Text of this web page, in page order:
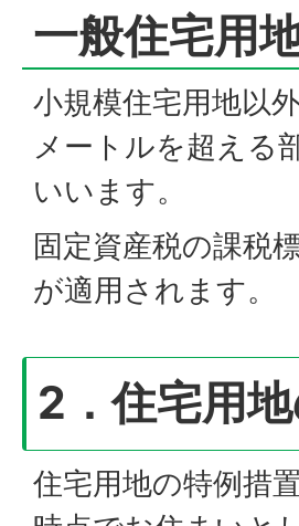
一般住宅用
小規模住宅用地以
メートルを超える
いいます。
固定資産税の課税
が適用されます。
2．住宅用
住宅用地の特例措